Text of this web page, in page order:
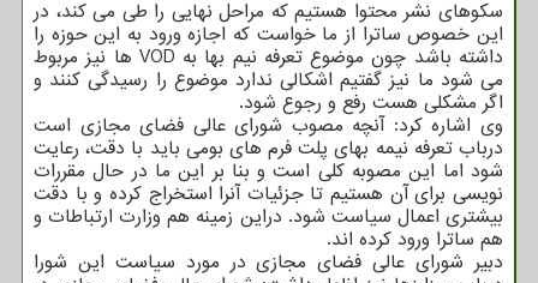
سکوهای نشر محتوا هستیم که مراحل نهایی را طی می کند، در
این خصوص ساترا از ما خواست که اجازه ورود به این حوزه را
داشته باشد چون موضوع تعرفه نیم بها به VOD ها نیز مربوط
می شود ما نیز گفتیم اشکالی ندارد موضوع را رسیدگی کنند و
اگر مشکلی هست رفع و رجوع شود.
وی اشاره کرد: آنچه مصوب شورای عالی فضای مجازی است
درباب تعرفه نیمه بهای پلت فرم های بومی باید با دقت، رعایت
شود اما این مصوبه کلی است و بنا بر این ما در حال مقررات
نویسی برای آن هستیم تا جزئیات آنرا استخراج کرده و با دقت
بیشتری اعمال سیاست شود. دراین زمینه هم وزارت ارتباطات و
هم ساترا ورود کرده اند.
دبیر شورای عالی فضای مجازی در مورد سیاست این شورا